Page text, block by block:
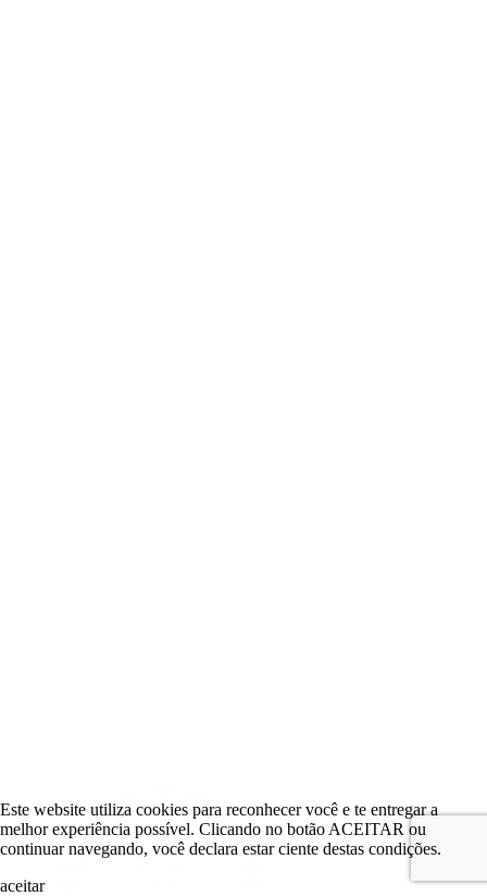
Este website utiliza cookies para reconhecer você e te entregar a
melhor experiência possível. Clicando no botão ACEITAR ou
continuar navegando, você declara estar ciente destas condições.
aceitar